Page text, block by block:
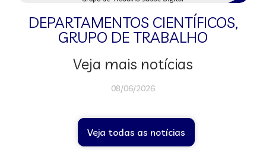
DEPARTAMENTOS CIENTÍFICOS,
GRUPO DE TRABALHO
Veja mais notícias
08/06/2026
Veja todas as notícias